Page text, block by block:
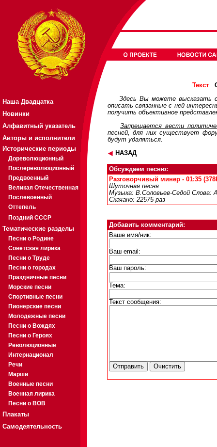
Наша Двадцатка
Новинки
Алфавитный указатель
Авторы и исполнители
Исторические периоды
Дореволюционный
Послереволюционный
Предвоенный
Великая Отечественная
Послевоенный
Оттепель
Поздний СССР
Тематические разделы
Песни о Родине
Советская лирика
Песни о Труде
Песни о городах
Праздничные песни
Морские песни
Спортивные песни
Пионерские песни
Молодежные песни
Песни о Вождях
Песни о Героях
Революционные
Интернационал
Речи
Марши
Военные песни
Военная лирика
Песни о ВОВ
Плакаты
Самодеятельность
Текст
Здесь Вы можете высказать
описать связанные с ней
получить объективное
Запрещается вести
песней, для них существует
будут удаляться.
НАЗАД
Обсуждаем песню:
Разговорчивый минер - 01:35
Шуточная песня
Музыка: В.Соловьев-Седой Слова:
Скачано: 22575 раз
Добавить комментарий:
Ваше имя/ник:
Ваш email:
Ваш пароль:
Тема:
Текст сообщения: